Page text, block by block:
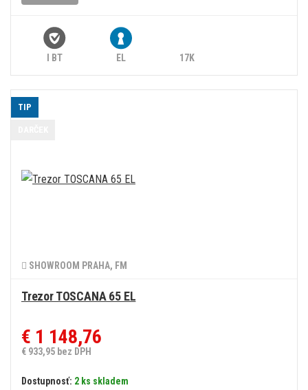
I BT EL 17K
SHOWROOM PRAHA, FM
Trezor TOSCANA 65 EL
€ 1 148,76
€ 933,95 bez DPH
Dostupnosť: 2 ks skladem
TIP